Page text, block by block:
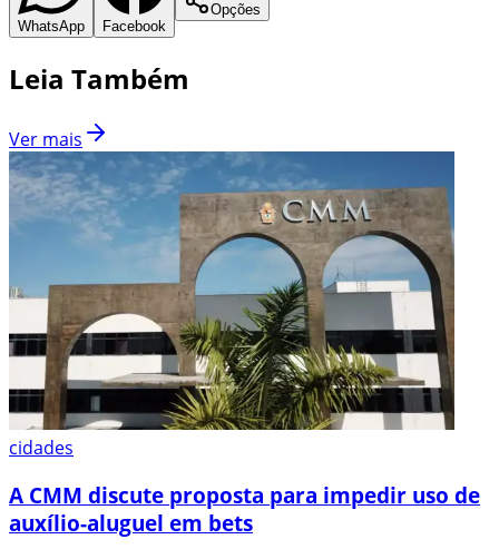
WhatsApp Facebook
Opções
Leia Também
Ver mais
cidades
A CMM discute proposta para impedir uso de
auxílio-aluguel em bets